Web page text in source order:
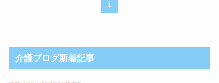
1
介護ブログ新着記事